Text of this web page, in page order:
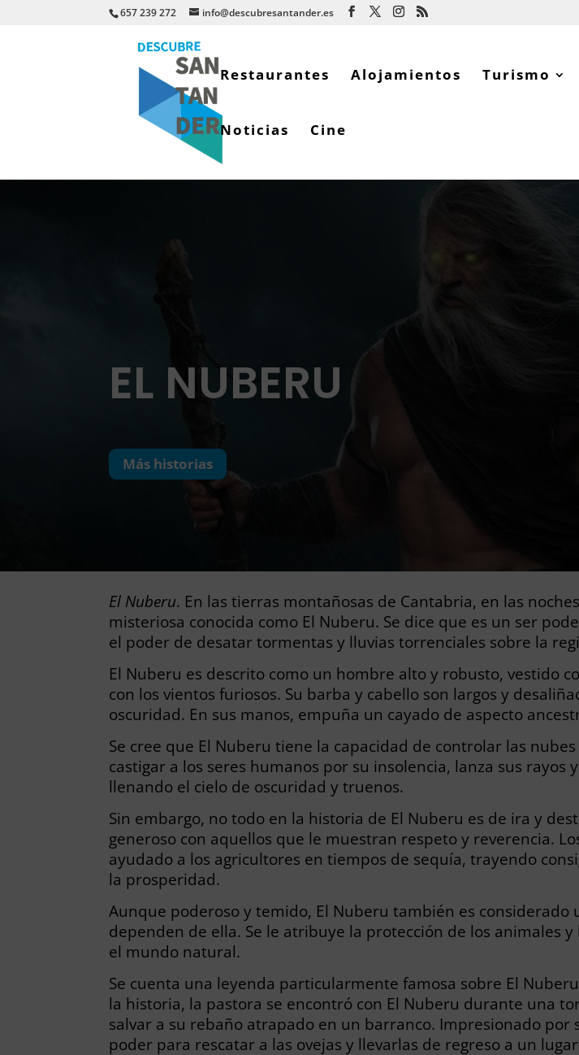
657 239 272 info@descubresantander.es
Restaurantes Alojamientos Turismo
Noticias Cine
EL NUBERU
Más historias
El Nuberu. En las tierras montañosas de Cantabria, en las
misteriosa conocida como El Nuberu. Se dice que es un ser
el poder de desatar tormentas y lluvias torrenciales sobre la
El Nuberu es descrito como un hombre alto y robusto, vestido
con los vientos furiosos. Su barba y cabello son largos y
oscuridad. En sus manos, empuña un cayado de aspecto
Se cree que El Nuberu tiene la capacidad de controlar las
castigar a los seres humanos por su insolencia, lanza sus
llenando el cielo de oscuridad y truenos.
Sin embargo, no todo en la historia de El Nuberu es de ira y
generoso con aquellos que le muestran respeto y reverencia.
ayudado a los agricultores en tiempos de sequía, trayendo
la prosperidad.
Aunque poderoso y temido, El Nuberu también es
dependen de ella. Se le atribuye la protección de los animales
el mundo natural.
Se cuenta una leyenda particularmente famosa sobre El
la historia, la pastora se encontró con El Nuberu durante una
salvar a su rebaño atrapado en un barranco. Impresionado por
poder para rescatar a las ovejas y llevarlas de regreso a un